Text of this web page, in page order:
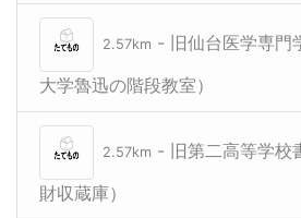
2.57km - 旧仙台医学専門
大学魯迅の階段教室）
2.57km - 旧第二高等学校
財収蔵庫）